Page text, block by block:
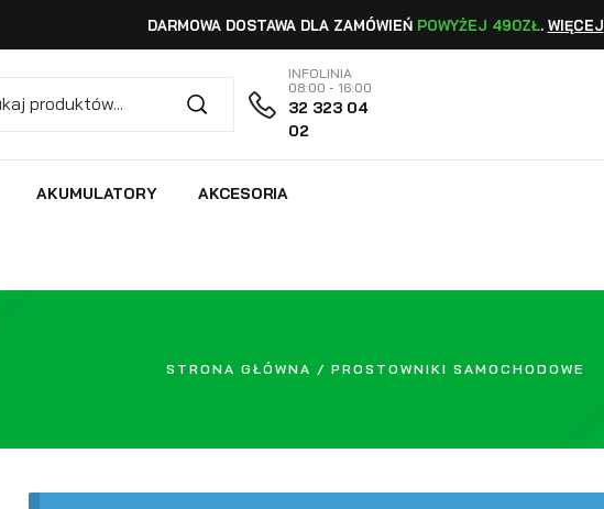
DARMOWA DOSTAWA DLA ZAMÓWIEŃ POWYŻEJ 490ZŁ. WIĘCEJ
INFOLINIA
08:00 - 16:00
32 323 04
02
AKUMULATORY AKCESORIA
STRONA GŁÓWNA / PROSTOWNIKI SAMOCHODOWE